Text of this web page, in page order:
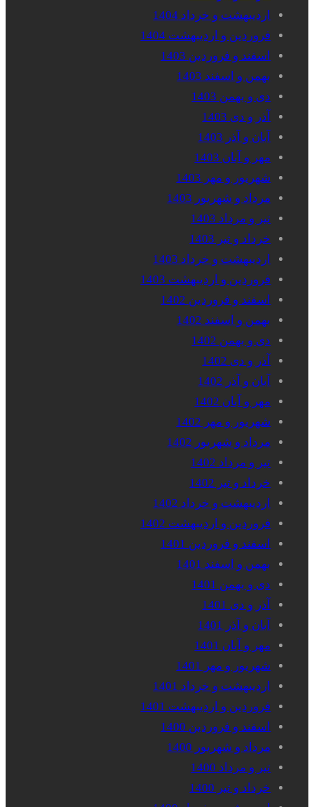
اردیبهشت و خرداد 1404
فروردین و اردیبهشت 1404
اسفند و فروردین 1403
بهمن و اسفند 1403
دی و بهمن 1403
آذر و دی 1403
آبان و آذر 1403
مهر و آبان 1403
شهریور و مهر 1403
مرداد و شهریور 1403
تیر و مرداد 1403
خرداد و تیر 1403
اردیبهشت و خرداد 1403
فروردین و اردیبهشت 1403
اسفند و فروردین 1402
بهمن و اسفند 1402
دی و بهمن 1402
آذر و دی 1402
آبان و آذر 1402
مهر و آبان 1402
شهریور و مهر 1402
مرداد و شهریور 1402
تیر و مرداد 1402
خرداد و تیر 1402
اردیبهشت و خرداد 1402
فروردین و اردیبهشت 1402
اسفند و فروردین 1401
بهمن و اسفند 1401
دی و بهمن 1401
آذر و دی 1401
آبان و آذر 1401
مهر و آبان 1401
شهریور و مهر 1401
اردیبهشت و خرداد 1401
فروردین و اردیبهشت 1401
اسفند و فروردین 1400
مرداد و شهریور 1400
تیر و مرداد 1400
خرداد و تیر 1400